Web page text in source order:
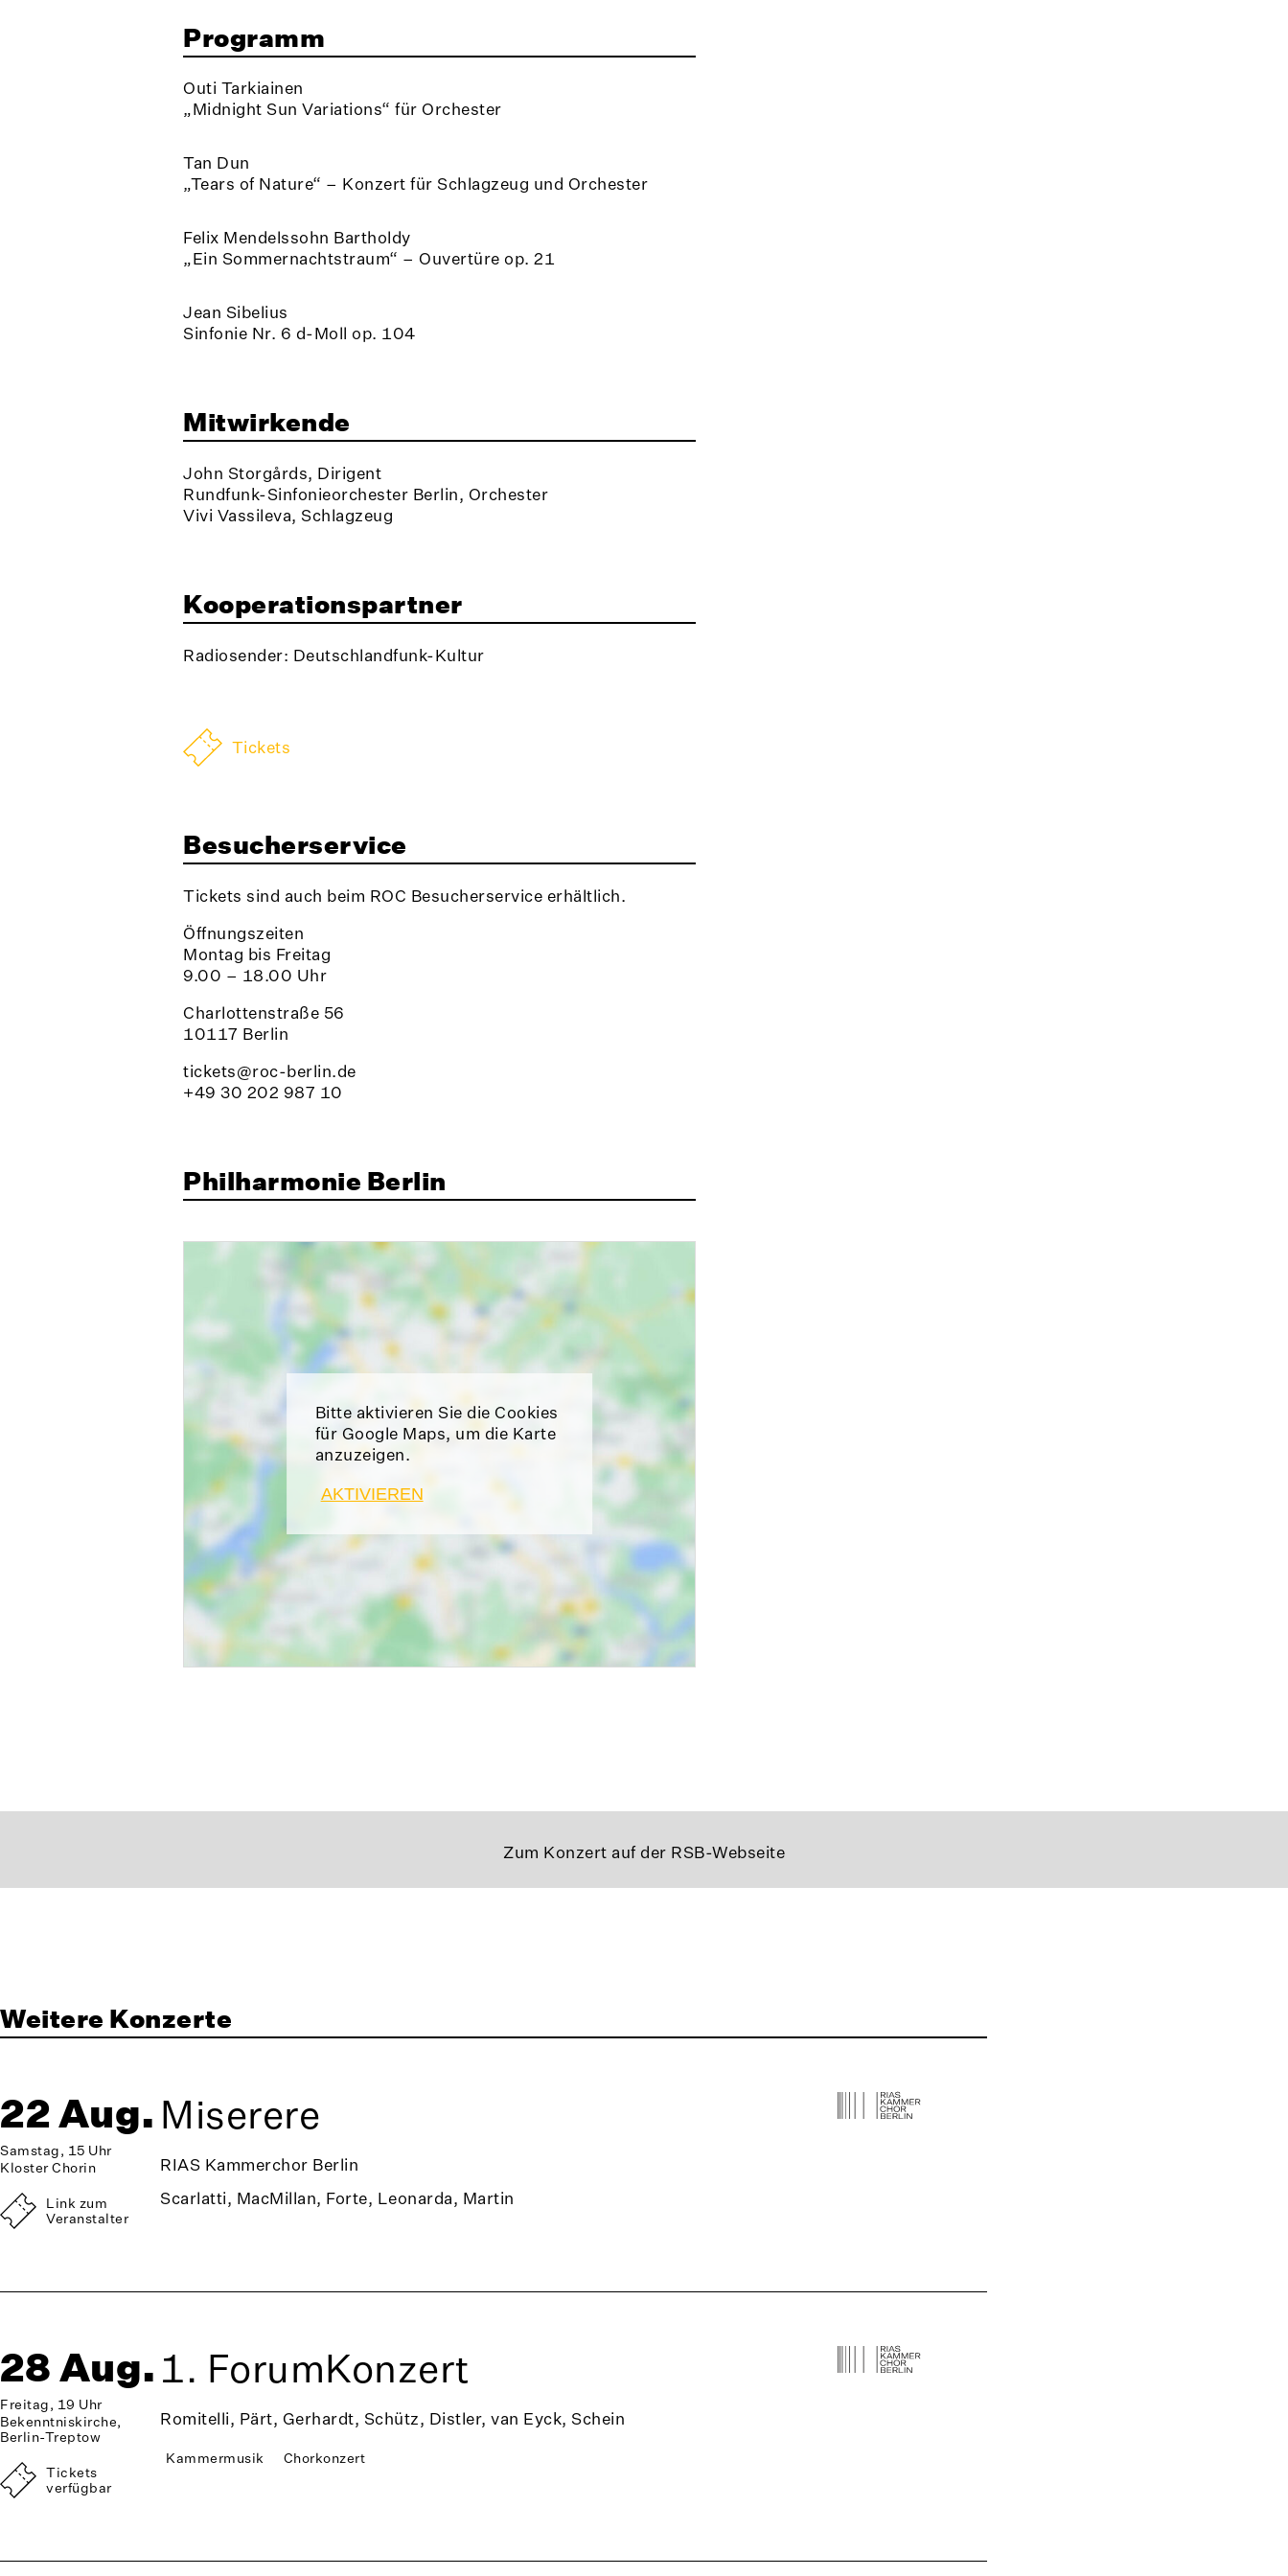
Programm
Outi Tarkiainen
„Midnight Sun Variations“ für Orchester
Tan Dun
„Tears of Nature“ – Konzert für Schlagzeug und Orchester
Felix Mendelssohn Bartholdy
„Ein Sommernachtstraum“ – Ouvertüre op. 21
Jean Sibelius
Sinfonie Nr. 6 d-Moll op. 104
Mitwirkende
John Storgårds, Dirigent
Rundfunk-Sinfonieorchester Berlin, Orchester
Vivi Vassileva, Schlagzeug
Kooperationspartner
Radiosender: Deutschlandfunk-Kultur
Tickets
Besucherservice
Tickets sind auch beim ROC Besucherservice erhältlich.
Öffnungszeiten
Montag bis Freitag
9.00 – 18.00 Uhr
Charlottenstraße 56
10117 Berlin
tickets@roc-berlin.de
+49 30 202 987 10
Philharmonie Berlin
Bitte aktivieren Sie die Cookies
für Google Maps, um die Karte
anzuzeigen.
AKTIVIEREN
Zum Konzert auf der RSB-Webseite
Weitere Konzerte
22 Aug.
Samstag, 15 Uhr
Kloster Chorin
Link zum
Veranstalter
Miserere
RIAS Kammerchor Berlin
Scarlatti, MacMillan, Forte, Leonarda, Martin
28 Aug.
Freitag, 19 Uhr
Bekenntniskirche,
Berlin-Treptow
Tickets
verfügbar
1. ForumKonzert
Romitelli, Pärt, Gerhardt, Schütz, Distler, van Eyck, Schein
Kammermusik Chorkonzert